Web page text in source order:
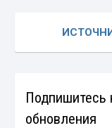
Подпишитесь
обновления